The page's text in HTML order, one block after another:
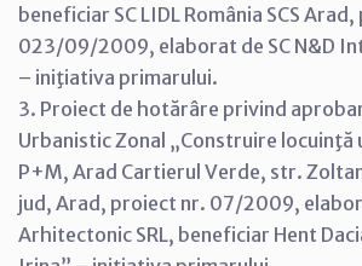
beneficiar SC LIDL România SCS
023/09/2009, elaborat de SC N&D
– iniţiativa primarului.
3. Proiect de hotărâre privind
Urbanistic Zonal „Construire locuinţă
P+M, Arad Cartierul Verde, str.
jud, Arad, proiect nr. 07/2009,
Arhitectonic SRL, beneficiar Hent